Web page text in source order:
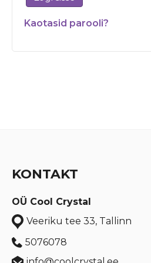
Kaotasid parooli?
KONTAKT
OÜ Cool Crystal
Veeriku tee 33, Tallinn
5076078